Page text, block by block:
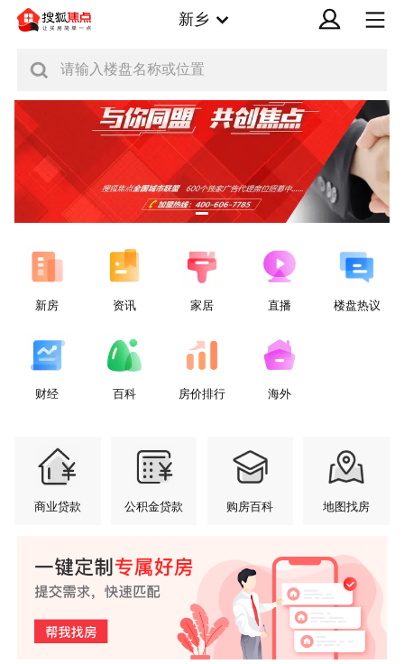
新乡
请输入楼盘名称或位置
新房 资讯 家居 直播 楼盘热议
财经 百科 房价排行 海外
商业贷款 公积金贷款 购房百科 地图找房